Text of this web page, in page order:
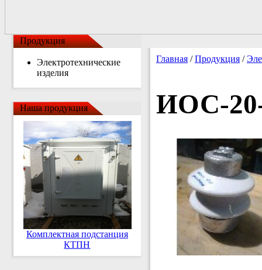
Продукция
Электротехнические
изделия
Наша продукция
Комплектная подстанция
КТПН
Главная /Продукция /
ИОС-